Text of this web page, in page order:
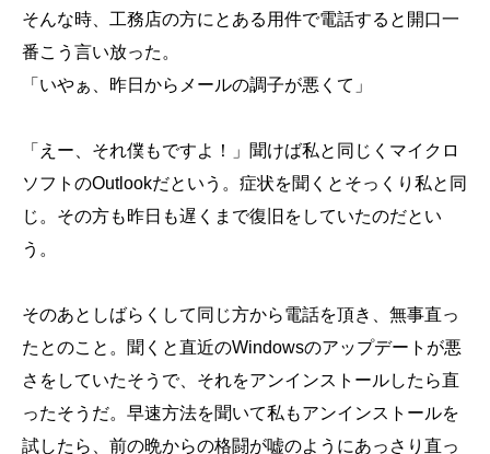
そんな時、工務店の方にとある用件で電話すると開口一
番こう言い放った。
「いやぁ、昨日からメールの調子が悪くて」
「えー、それ僕もですよ！」聞けば私と同じくマイクロ
ソフトのOutlookだという。症状を聞くとそっくり私と同
じ。その方も昨日も遅くまで復旧をしていたのだとい
う。
そのあとしばらくして同じ方から電話を頂き、無事直っ
たとのこと。聞くと直近のWindowsのアップデートが悪
さをしていたそうで、それをアンインストールしたら直
ったそうだ。早速方法を聞いて私もアンインストールを
試したら、前の晩からの格闘が嘘のようにあっさり直っ